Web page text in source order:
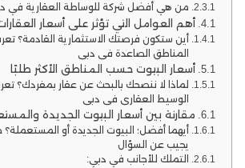
من هي أفضل شركة للوساطة العقارية في
أهم العوامل التي تؤثر على أسعار
أين ستكون فرصتك الاستثمارية القادمة؟
المناطق الصاعدة في دبي
أسعار البيوت حسب المناطق الأكثر طلبًا
لماذا لا ننصحك بالبحث عن عقار بمفردك؟
الوسيط العقاري في دبي
مقارنة بين أسعار البيوت الجديدة
أيهما أفضل؛ البيوت الجديدة أو المستعملة؟
يجيب عن السؤال
التملك للأجانب في دبي: